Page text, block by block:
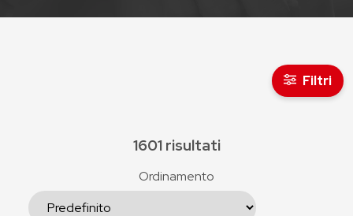
Filtri
1601 risultati
Ordinamento